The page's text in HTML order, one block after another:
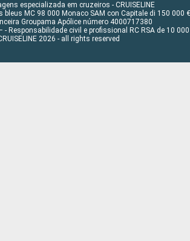
especializada em cruzeiros - CRUISELINE
bleus MC 98 000 Monaco SAM con Capitale di 150 000 €
Groupama Apólice número 4000717380
Responsabilidade civil e profissional RC RSA de 10 000
2026 - all rights reserved